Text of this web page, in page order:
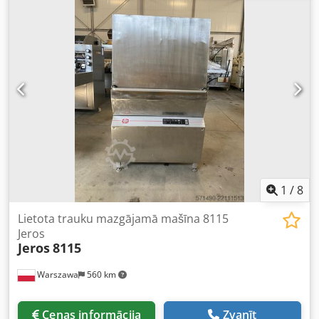
1 /8
Warszawa 560 km
Lietota trauku mazgājamā mašīna 8115
Jeros
Jeros8115
Cenas informācija Zvanīt